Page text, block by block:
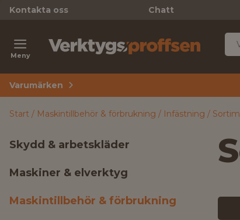
Kontakta oss Chatt
Meny
Varumärken
Start Maskintillbehör & förbrukning Infästning
Skydd & arbetskläder
Maskiner & elverktyg
Maskintillbehör & förbrukning